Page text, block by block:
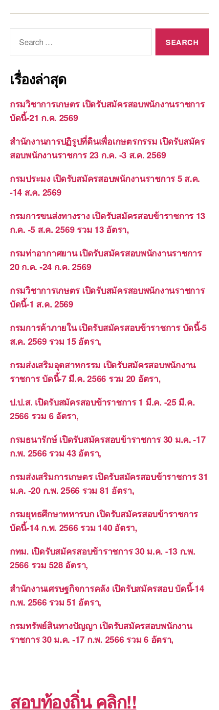
เรื่องล่าสุด
กรมวิชาการเกษตร เปิดรับสมัครสอบพนักงานราชการ
บัดนี้-21 ก.ค. 2569
สำนักงานการปฏิรูปที่ดินเพื่อเกษตรกรรม เปิดรับสมัคร
สอบพนักงานราชการ 23 ก.ค. -3 ส.ค. 2569
กรมประมง เปิดรับสมัครสอบพนักงานราชการ 5 ส.ค.
-14 ส.ค. 2569
กรมการขนส่งทางราง เปิดรับสมัครสอบข้าราชการ 13
ก.ค. -5 ส.ค. 2569 รวม 13 อัตรา,
กรมท่าอากาศยาน เปิดรับสมัครสอบพนักงานราชการ
20 ก.ค. -24 ก.ค. 2569
กรมวิชาการเกษตร เปิดรับสมัครสอบพนักงานราชการ
บัดนี้-1 ส.ค. 2569
กรมการค้าภายใน เปิดรับสมัครสอบข้าราชการ บัดนี้-5
ส.ค. 2569 รวม 15 อัตรา,
กรมส่งเสริมอุตสาหกรรม เปิดรับสมัครสอบพนักงาน
ราชการ บัดนี้-7 มี.ค. 2566 รวม 20 อัตรา,
ป.ป.ส. เปิดรับสมัครสอบข้าราชการ 1 มี.ค. -25 มี.ค.
2566 รวม 6 อัตรา,
กรมธนารักษ์ เปิดรับสมัครสอบข้าราชการ 30 ม.ค. -17
ก.พ. 2566 รวม 43 อัตรา,
กรมส่งเสริมการเกษตร เปิดรับสมัครสอบข้าราชการ 31
ม.ค. -20 ก.พ. 2566 รวม 81 อัตรา,
กรมยุทธศึกษาทหารบก เปิดรับสมัครสอบข้าราชการ
บัดนี้-14 ก.พ. 2566 รวม 140 อัตรา,
กทม. เปิดรับสมัครสอบข้าราชการ 30 ม.ค. -13 ก.พ.
2566 รวม 528 อัตรา,
สำนักงานเศรษฐกิจการคลัง เปิดรับสมัครสอบ บัดนี้-14
ก.พ. 2566 รวม 51 อัตรา,
กรมทรัพย์สินทางปัญญา เปิดรับสมัครสอบพนักงาน
ราชการ 30 ม.ค. -17 ก.พ. 2566 รวม 6 อัตรา,
สอบท้องถิ่น คลิก!!